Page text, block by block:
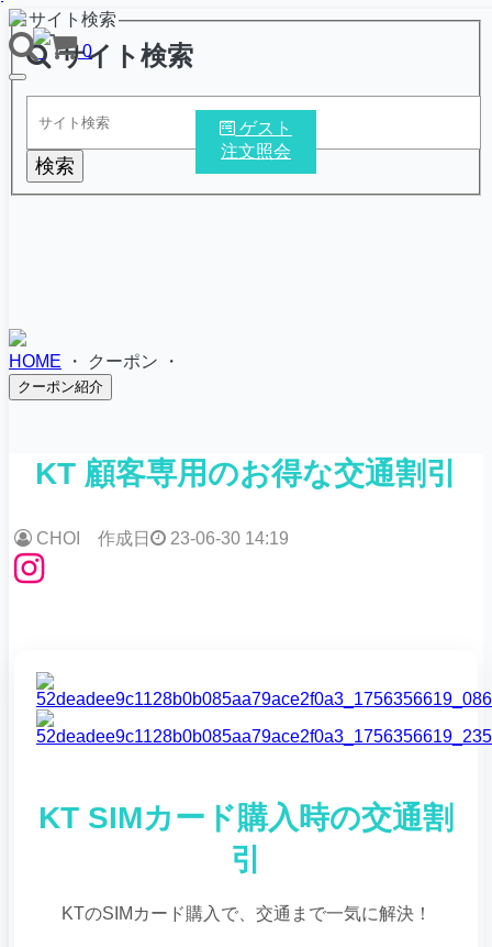
ゲスト
注文照会
0
TOGGLE
NAVIGATION
サイト検索
サイト検索
検索
HOME ・ クーポン ・
クーポン紹介
KT 顧客専用のお得な交通割引
CHOI 作成日 23-06-30 14:19
KT SIMカード購入時の交通割
引
KTのSIMカード購入で、交通まで一気に解決！